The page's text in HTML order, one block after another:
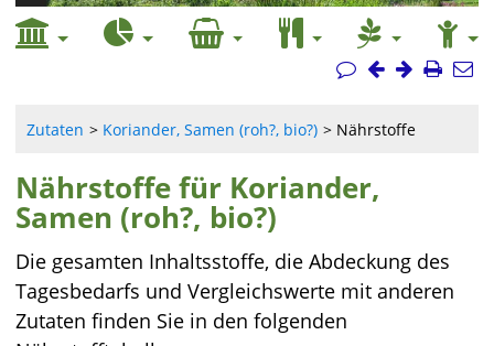
Zutaten Koriander, Samen (roh?, bio?) Nährstoffe
Nährstoffe für Koriander,
Samen (roh?, bio?)
Die gesamten Inhaltsstoffe, die Abdeckung des
Tagesbedarfs und Vergleichswerte mit anderen
Zutaten finden Sie in den folgenden